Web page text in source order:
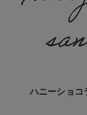
ハニーショコ